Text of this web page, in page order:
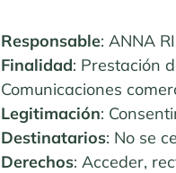
Responsable: ANNA
Finalidad: Prestación
Comunicaciones
Legitimación:
Destinatarios: No se
Derechos: Acceder,